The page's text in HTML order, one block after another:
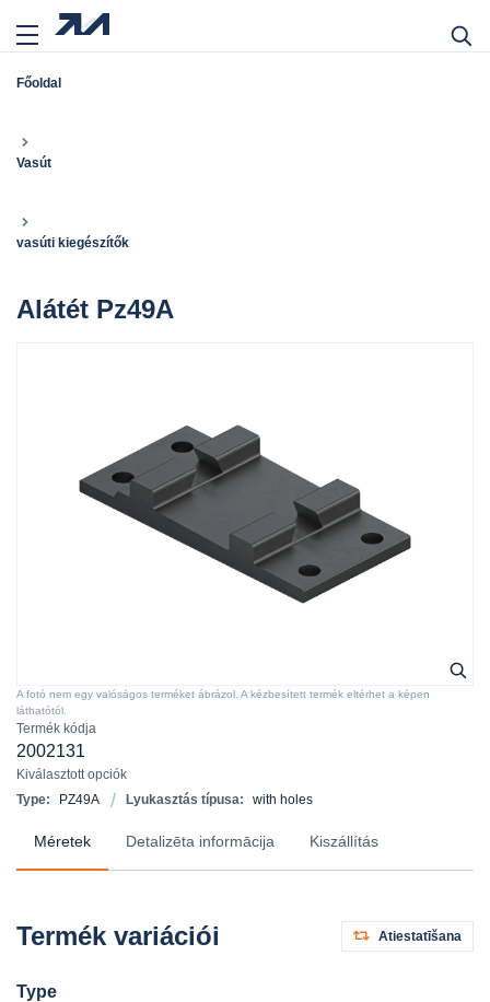
Főoldal
Vasút
vasúti kiegészítők
Alátét Pz49A
Termék kódja
2002131
Kiválasztott opciók
Type:
PZ49A Lyukasztás típusa: with holes
A fotó nem egy valóságos terméket ábrázol. A kézbesített termék eltérhet a képen
láthatótól.
Méretek Detalizēta informācija Kiszállítás
Termék variációi Atiestatīšana
Type